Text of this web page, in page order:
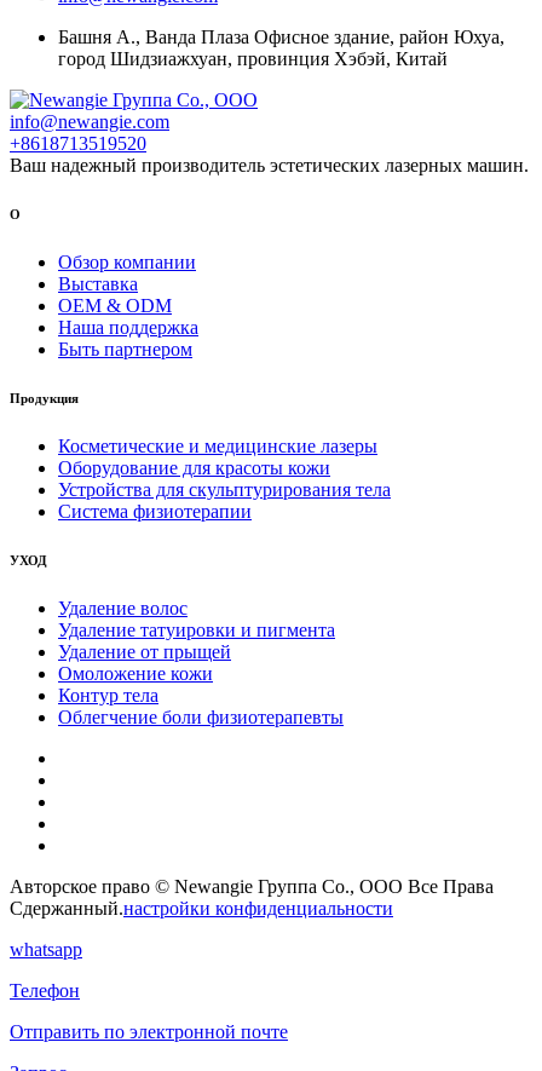
Башня А., Ванда Плаза Офисное здание, район Юхуа,
город Шидзиажхуан, провинция Хэбэй, Китай
info@newangie.com
+8618713519520
Ваш надежный производитель эстетических лазерных машин.
О
Обзор компании
Выставка
OEM & ODM
Наша поддержка
Быть партнером
Продукция
Косметические и медицинские лазеры
Оборудование для красоты кожи
Устройства для скульптурирования тела
Система физиотерапии
УХОД
Удаление волос
Удаление татуировки и пигмента
Удаление от прыщей
Омоложение кожи
Контур тела
Облегчение боли физиотерапевты
Авторское право © Newangie Группа Co., ООО Все Права
Сдержанный.настройки конфиденциальности
whatsapp
Телефон
Отправить по электронной почте